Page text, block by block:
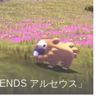
アルセウス」